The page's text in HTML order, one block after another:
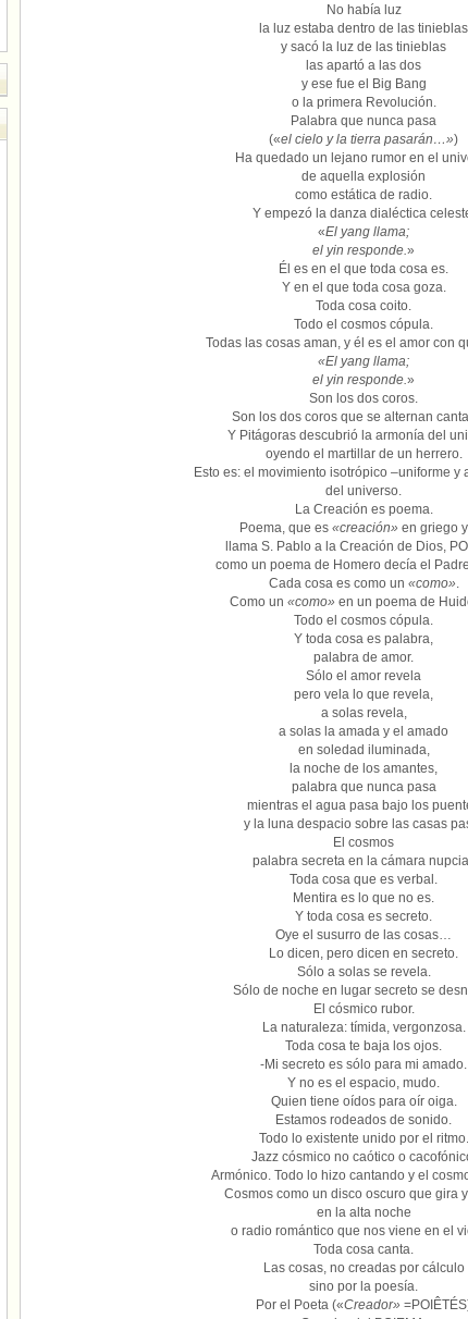
No había luz
la luz estaba dentro de las tinieblas
y sacó la luz de las tinieblas
las apartó a las dos
y ese fue el Big Bang
o la primera Revolución.
Palabra que nunca pasa
(«el cielo y la tierra pasarán…»)
Ha quedado un lejano rumor en el
de aquella explosión
como estática de radio.
Y empezó la danza dialéctica
«El yang llama;
el yin responde.»
Él es en el que toda cosa es.
Y en el que toda cosa goza.
Toda cosa coito.
Todo el cosmos cópula.
Todas las cosas aman, y él es el amor con
«El yang llama;
el yin responde.»
Son los dos coros.
Son los dos coros que se alternan
Y Pitágoras descubrió la armonía del
oyendo el martillar de un herrero.
Esto es: el movimiento isotrópico –uniforme y
del universo.
La Creación es poema.
Poema, que es «creación» en griego
llama S. Pablo a la Creación de Dios,
como un poema de Homero decía el
Cada cosa es como un «como».
Como un «como» en un poema de
Todo el cosmos cópula.
Y toda cosa es palabra,
palabra de amor.
Sólo el amor revela
pero vela lo que revela,
a solas revela,
a solas la amada y el amado
en soledad iluminada,
la noche de los amantes,
palabra que nunca pasa
mientras el agua pasa bajo los
y la luna despacio sobre las casas
El cosmos
palabra secreta en la cámara
Toda cosa que es verbal.
Mentira es lo que no es.
Y toda cosa es secreto.
Oye el susurro de las cosas…
Lo dicen, pero dicen en secreto.
Sólo a solas se revela.
Sólo de noche en lugar secreto se
El cósmico rubor.
La naturaleza: tímida, vergonzosa.
Toda cosa te baja los ojos.
-Mi secreto es sólo para mi amado.
Y no es el espacio, mudo.
Quien tiene oídos para oír oiga.
Estamos rodeados de sonido.
Todo lo existente unido por el ritmo.
Jazz cósmico no caótico o
Armónico. Todo lo hizo cantando y el
Cosmos como un disco oscuro que gira
en la alta noche
o radio romántico que nos viene en el
Toda cosa canta.
Las cosas, no creadas por cálculo
sino por la poesía.
Por el Poeta («Creador»